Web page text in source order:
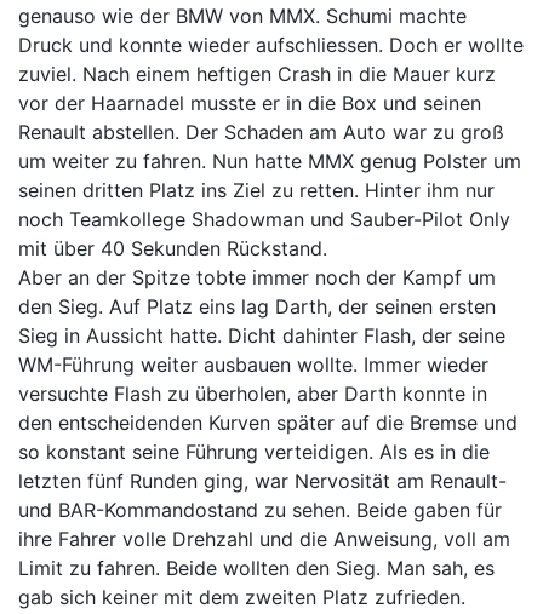
genauso wie der BMW von MMX. Schumi machte
Druck und konnte wieder aufschliessen. Doch er wollte
zuviel. Nach einem heftigen Crash in die Mauer kurz
vor der Haarnadel musste er in die Box und seinen
Renault abstellen. Der Schaden am Auto war zu groß
um weiter zu fahren. Nun hatte MMX genug Polster um
seinen dritten Platz ins Ziel zu retten. Hinter ihm nur
noch Teamkollege Shadowman und Sauber-Pilot Only
mit über 40 Sekunden Rückstand.
Aber an der Spitze tobte immer noch der Kampf um
den Sieg. Auf Platz eins lag Darth, der seinen ersten
Sieg in Aussicht hatte. Dicht dahinter Flash, der seine
WM-Führung weiter ausbauen wollte. Immer wieder
versuchte Flash zu überholen, aber Darth konnte in
den entscheidenden Kurven später auf die Bremse und
so konstant seine Führung verteidigen. Als es in die
letzten fünf Runden ging, war Nervosität am Renault-
und BAR-Kommandostand zu sehen. Beide gaben für
ihre Fahrer volle Drehzahl und die Anweisung, voll am
Limit zu fahren. Beide wollten den Sieg. Man sah, es
gab sich keiner mit dem zweiten Platz zufrieden.